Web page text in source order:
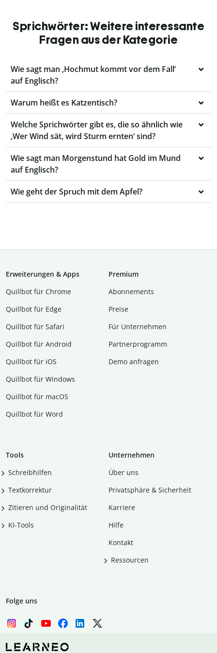
Sprichwörter: Weitere interessante
Fragen aus der Kategorie
Wie sagt man ‚Hochmut kommt vor dem Fall‘
auf Englisch?
Warum heißt es Katzentisch?
Welche Sprichwörter gibt es, die so ähnlich wie
‚Wer Wind sät, wird Sturm ernten‘ sind?
Wie sagt man Morgenstund hat Gold im Mund
auf Englisch?
Wie geht der Spruch mit dem Apfel?
Erweiterungen & Apps
Quillbot für Chrome
Quillbot für Edge
Quillbot für Safari
Quillbot für Android
Quillbot für iOS
Quillbot für Windows
Quillbot für macOS
Quillbot für Word
Premium
Abon­ne­ments
Preise
Für Unternehmen
Partnerprogramm
Demo anfragen
Tools
Schreibhilfen
Textkorrektur
Zitieren und Originalität
KI-Tools
Unternehmen
Über uns
Privatsphäre & Sicherheit
Karriere
Hilfe
Kontakt
Ressourcen
Folge uns